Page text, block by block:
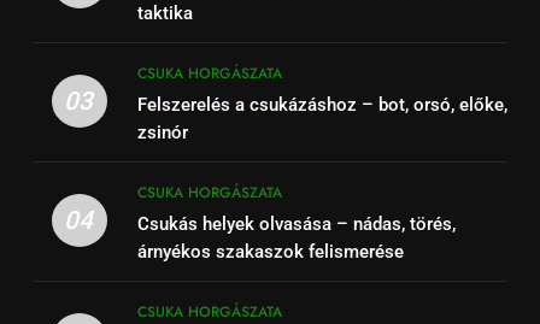
taktika
03
CSUKA HORGÁSZATA
Felszerelés a csukázáshoz – bot, orsó, előke,
zsinór
04
CSUKA HORGÁSZATA
Csukás helyek olvasása – nádas, törés,
árnyékos szakaszok felismerése
CSUKA HORGÁSZATA